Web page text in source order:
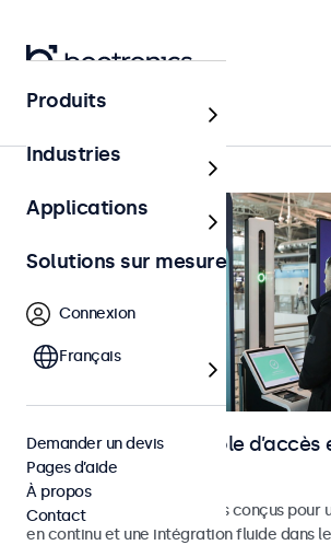
Accueil
Écrans pour le contrôle d’accès
l’identification
Moniteurs et écrans tactiles conçus pour
en continu et une intégration fluide dans
Produits
Industries
Applications
Solutions sur mesure
Connexion
Français
Demander un devis
Pages d’aide
À propos
Contact